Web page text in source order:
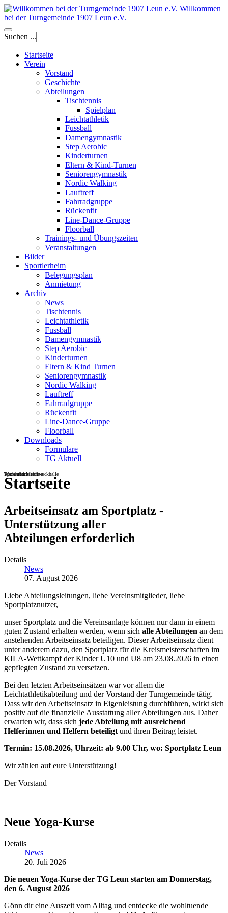
Willkommen
bei der Turngemeinde 1907 Leun e.V.
Suchen ...
Startseite
Verein
Vorstand
Geschichte
Abteilungen
Tischtennis
Spielplan
Leichtathletik
Fussball
Damengymnastik
Step Aerobic
Kinderturnen
Eltern & Kind-Turnen
Seniorengymnastik
Nordic Walking
Lauftreff
Fahrradgruppe
Rückenfit
Line-Dance-Gruppe
Floorball
Trainings- und Übungszeiten
Veranstaltungen
Bilder
Sportlerheim
Belegungsplan
Anmietung
Archiv
News
Tischtennis
Leichtathletik
Fussball
Damengymnastik
Step Aerobic
Kinderturnen
Eltern & Kind Turnen
Seniorengymnastik
Nordic Walking
Lauftreff
Fahrradgruppe
Rückenfit
Line-Dance-Gruppe
Floorball
Downloads
Formulare
TG Aktuell
Sportheim
Turn- und Mehrzweckhalle
Wackenbachstadion
Startseite
Arbeitseinsatz am Sportplatz -
Unterstützung aller
Abteilungen erforderlich
Details
News
07. August 2026
Liebe Abteilungsleitungen, liebe Vereinsmitglieder, liebe
Sportplatznutzer,
unser Sportplatz und die Vereinsanlage können nur dann in einem
guten Zustand erhalten werden, wenn sich alle Abteilungen an dem
anstehenden Arbeitseinsatz beteiligen. Dieser Arbeitseinsatz dient
unter anderem dazu, den Sportplatz für die Kreismeisterschaften im
KILA-Wettkampf der Kinder U10 und U8 am 23.08.2026 in einen
gepflegten Zustand zu versetzen.
Bei den letzten Arbeitseinsätzen war vor allem die
Leichtathletikabteilung und der Vorstand der Turngemeinde tätig.
Dass wir den Arbeitseinsatz in Eigenleistung durchführen, wirkt sich
positiv auf die finanzielle Ausstattung aller Abteilungen aus. Daher
erwarten wir, dass sich jede Abteilung mit ausreichend
Helferinnen und Helfern beteiligt und ihren Beitrag leistet.
Termin: 15.08.2026, Uhrzeit: ab 9.00 Uhr, wo: Sportplatz Leun
Wir zählen auf eure Unterstützung!
Der Vorstand
Neue Yoga-Kurse
Details
News
20. Juli 2026
Die neuen Yoga-Kurse der TG Leun starten am Donnerstag,
den 6. August 2026
Gönn dir eine Auszeit vom Alltag und entdecke die wohltuende